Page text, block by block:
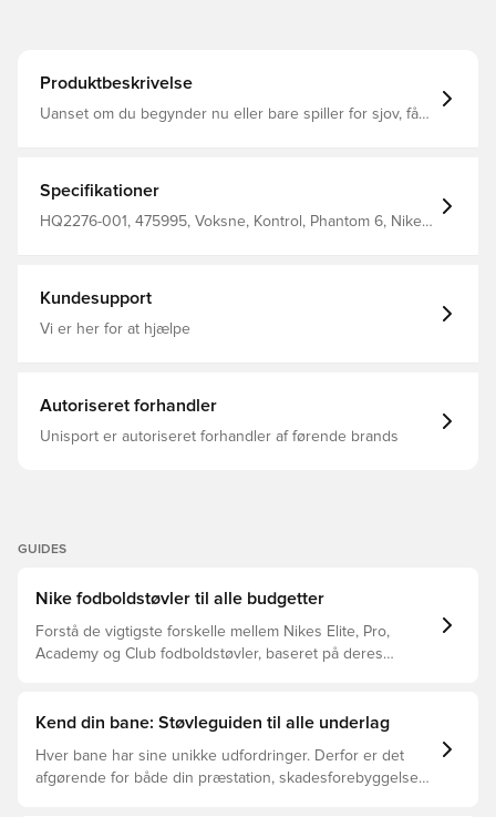
Produktbeskrivelse
Uanset om du begynder nu eller bare spiller for sjov, får
afleverer og sparker.
Specifikationer
HQ2276-001, 475995, Voksne, Kontrol, Phantom 6, Nike,
Kundesupport
Vi er her for at hjælpe
Autoriseret forhandler
Unisport er autoriseret forhandler af førende brands
GUIDES
Nike fodboldstøvler til alle budgetter
Forstå de vigtigste forskelle mellem Nikes Elite, Pro,
Academy og Club fodboldstøvler, baseret på deres
Kend din bane: Støvleguiden til alle underlag
Hver bane har sine unikke udfordringer. Derfor er det
afgørende for både din præstation, skadesforebyggelse